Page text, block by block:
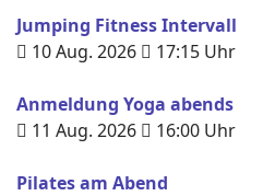
Jumping Fitness Intervall
10 Aug. 2026
17:15 Uhr
Anmeldung Yoga abends
11 Aug. 2026
16:00 Uhr
Pilates am Abend